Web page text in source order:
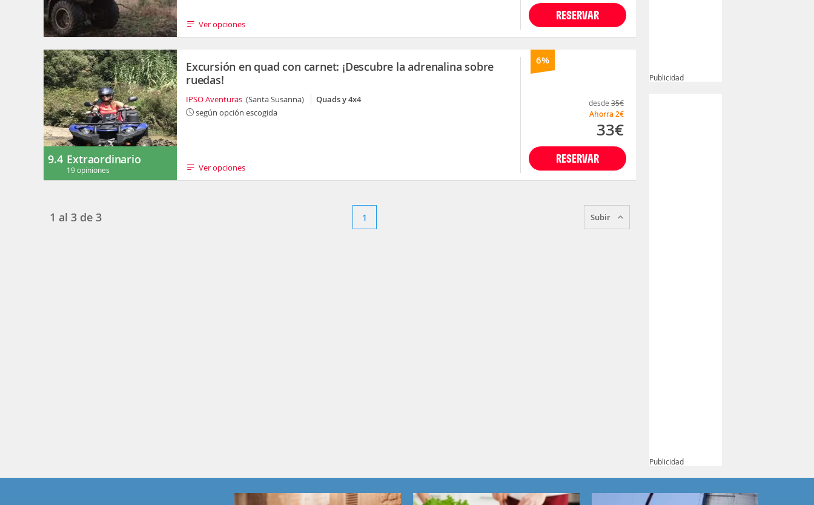
Ver opciones
RESERVAR
9.4 Extraordinario
19 opiniones
6%
Excursión en quad con carnet: ¡Descubre la adrenalina sobre
ruedas!
IPSO Aventuras (Santa Susanna)
Quads y 4x4
según opción escogida
Ver opciones
RESERVAR
desde 35€
Ahorra 2€
33€
1 al 3 de 3 1 Subir
Publicidad
Publicidad